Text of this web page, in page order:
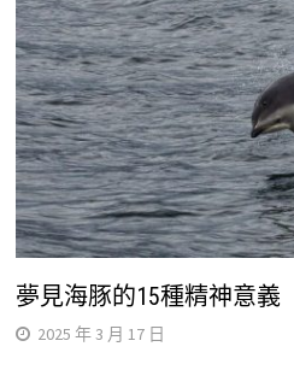
夢見海豚的15種精神意義
2025 年 3 月 17 日